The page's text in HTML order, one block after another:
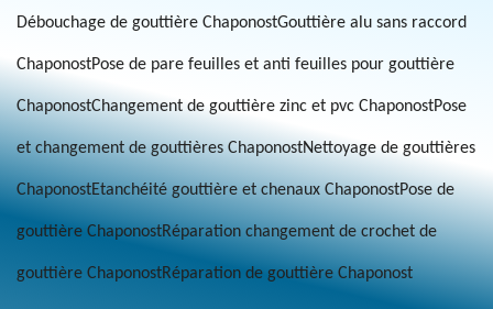
Débouchage de gouttière ChaponostGouttière alu sans raccord
ChaponostPose de pare feuilles et anti feuilles pour gouttière
ChaponostChangement de gouttière zinc et pvc ChaponostPose
et changement de gouttières ChaponostNettoyage de gouttières
ChaponostEtanchéité gouttière et chenaux ChaponostPose de
gouttière ChaponostRéparation changement de crochet de
gouttière ChaponostRéparation de gouttière Chaponost